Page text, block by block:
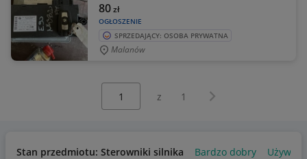
OGŁOSZENIE
80zł
SPRZEDAJĄCY: OSOBA PRYWATNA
Malanów
z 1 Następna strona
Stan przedmiotu: Sterowniki silnika Bardzo dobry Używany